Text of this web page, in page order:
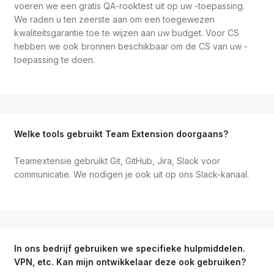
voeren we een gratis QA-rooktest uit op uw -toepassing.
We raden u ten zeerste aan om een toegewezen
kwaliteitsgarantie toe te wijzen aan uw budget. Voor CS
hebben we ook bronnen beschikbaar om de CS van uw -
toepassing te doen.
Welke tools gebruikt Team Extension doorgaans?
Teamextensie gebruikt Git, GitHub, Jira, Slack voor
communicatie. We nodigen je ook uit op ons Slack-kanaal.
In ons bedrijf gebruiken we specifieke hulpmiddelen.
VPN, etc. Kan mijn ontwikkelaar deze ook gebruiken?